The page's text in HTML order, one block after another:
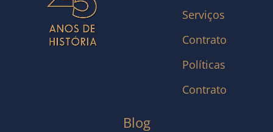
Serviços
Contrato
Políticas
Contrato
Blog